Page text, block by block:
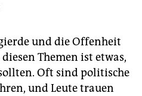
und die Offenheit
Themen ist etwas,
Oft sind politische
und Leute trauen